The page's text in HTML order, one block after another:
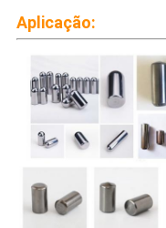
Aplicação: